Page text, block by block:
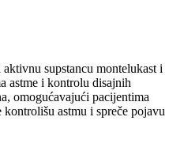
supstancu montelukast i
astme i kontrolu disajnih
omogućavajući pacijentima
astmu i spreče pojavu